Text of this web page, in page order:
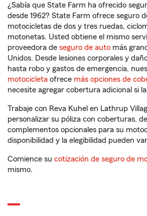
¿Sabía que State Farm ha ofrecido
desde 1962? State Farm ofrece seguro
motocicletas de dos y tres ruedas,
motonetas. Usted obtiene el mismo
proveedora de seguro de auto más
Unidos. Desde lesiones corporales y
hasta robo y gastos de emergencia,
motocicleta ofrece más opciones de
necesite agregar cobertura adicional si
Trabaje con Reva Kuhel en Lathrup
personalizar su póliza con coberturas,
complementos opcionales para su
disponibilidad y la elegibilidad pueden
Comience su cotización de seguro de
mismo.